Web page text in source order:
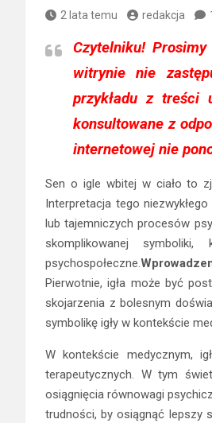
2 lata temu redakcja
Czytelniku!Prosimy
witrynie nie
przykładu z treści
konsultowane z
internetowej nie
Sen o igle wbitej w ciało to
Interpretacja tego
lub tajemniczych procesów
skomplikowanej
psychospołeczne.
Pierwotnie, igła może być
skojarzenia z bolesnym
symbolikę igły w kontekście
W kontekście medycznym,
terapeutycznych. W tym
osiągnięcia równowagi
trudności, by osiągnąć lepszy